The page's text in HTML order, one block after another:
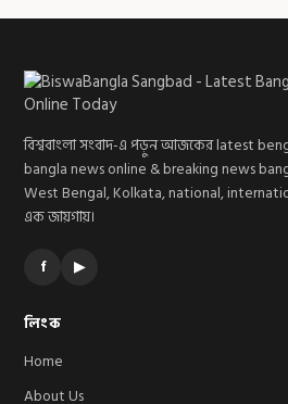
বিশ্ববাংলা সংবাদ-এ পড়ুন আজকের latest
bangla news online & breaking news
West Bengal, Kolkata, national,
এক জায়গায়।
f ▶
লিংক
Home
About Us